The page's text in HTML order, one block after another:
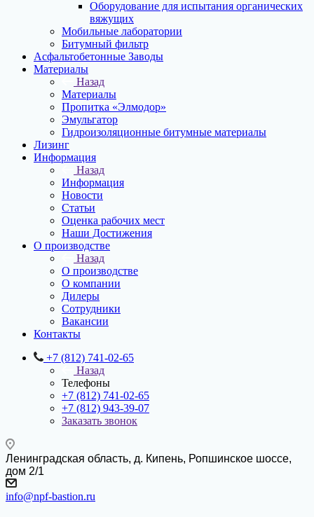
Оборудование для испытания органических
вяжущих
Мобильные лаборатории
Битумный фильтр
Асфальтобетонные Заводы
Материалы
Назад
Материалы
Пропитка «Элмодор»
Эмульгатор
Гидроизоляционные битумные материалы
Лизинг
Информация
Назад
Информация
Новости
Статьи
Оценка рабочих мест
Наши Достижения
О производстве
Назад
О производстве
О компании
Дилеры
Сотрудники
Вакансии
Контакты
+7 (812) 741-02-65
Назад
Телефоны
+7 (812) 741-02-65
+7 (812) 943-39-07
Заказать звонок
Ленинградская область, д. Кипень, Ропшинское шоссе,
дом 2/1
info@npf-bastion.ru